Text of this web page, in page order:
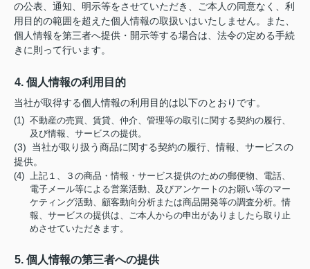
の公表、通知、明示等をさせていただき、ご本人の同意なく、利
用目的の範囲を超えた個人情報の取扱いはいたしません。また、
個人情報を第三者へ提供・開示等する場合は、法令の定める手続
きに則って行います。
4. 個人情報の利用目的
当社が取得する個人情報の利用目的は以下のとおりです。
(1) 不動産の売買、賃貸、仲介、管理等の取引に関する契約の履行、
及び情報、サービスの提供。
(3) 当社が取り扱う商品に関する契約の履行、情報、サービスの
提供。
(4) 上記１、３の商品・情報・サービス提供のための郵便物、電話、
電子メール等による営業活動、及びアンケートのお願い等のマー
ケティング活動、顧客動向分析または商品開発等の調査分析。情
報、サービスの提供は、ご本人からの申出がありましたら取り止
めさせていただきます。
5. 個人情報の第三者への提供